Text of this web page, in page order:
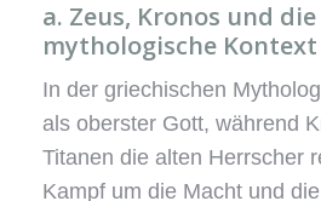
a. Zeus, Kronos und
mythologische
In der griechischen
als oberster Gott, während
Titanen die alten Herrscher
Kampf um die Macht und